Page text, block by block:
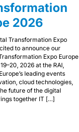
2026
Transformation Expo
to announce our
Expo Europe
2026 at the RAI,
leading events
cloud technologies,
future of the digital
together IT […]